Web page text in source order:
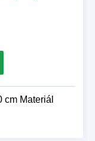
cm Materiál